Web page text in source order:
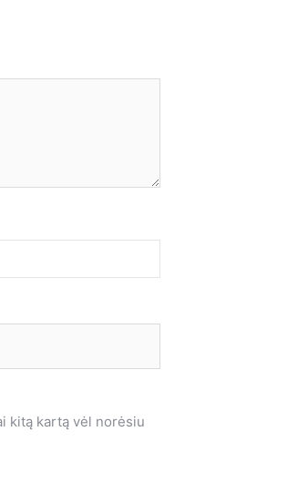
kitą kartą vėl norėsiu